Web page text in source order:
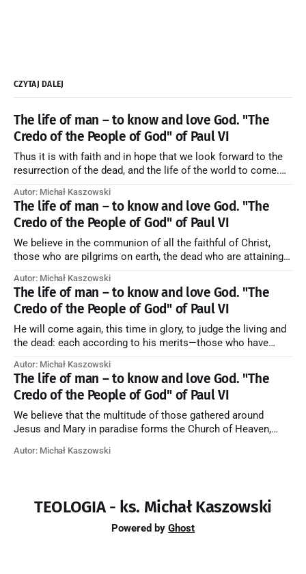
CZYTAJ DALEJ
The life of man – to know and love God. "The
Credo of the People of God" of Paul VI
Thus it is with faith and in hope that we look forward to the
resurrection of the dead, and the life of the world to come.
artykuł w starym serwisie →
Autor: Michał Kaszowski
The life of man – to know and love God. "The
Credo of the People of God" of Paul VI
We believe in the communion of all the faithful of Christ,
those who are pilgrims on earth, the dead who are attaining
forming one Church; and we believe that in this communion
the merciful love of God and His saints is
Autor: Michał Kaszowski
The life of man – to know and love God. "The
Credo of the People of God" of Paul VI
He will come again, this time in glory, to judge the living and
the dead: each according to his merits—those who have
those who have refused them to the end going to the fire that
is not
Autor: Michał Kaszowski
The life of man – to know and love God. "The
Credo of the People of God" of Paul VI
We believe that the multitude of those gathered around
Jesus and Mary in paradise forms the Church of Heaven,
they also, in different degrees, are associated with the holy
Autor: Michał Kaszowski
TEOLOGIA - ks. Michał Kaszowski
Powered by Ghost